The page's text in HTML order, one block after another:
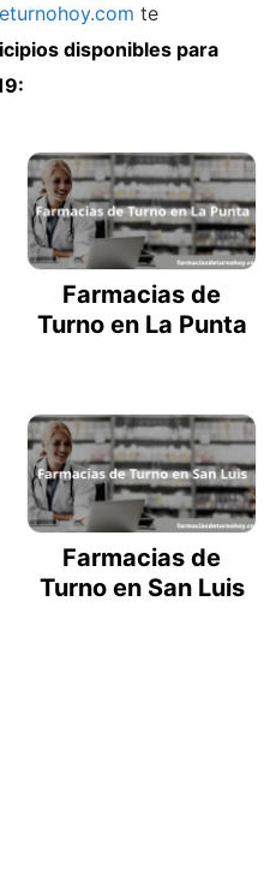
te
disponibles para
Farmacias de
Turno en La Punta
Farmacias de
Turno en San Luis